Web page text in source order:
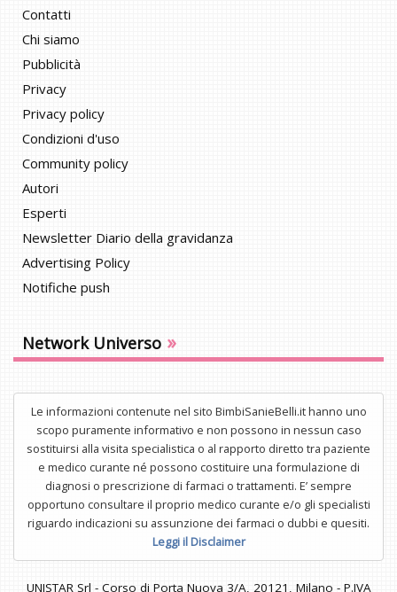
Contatti
Chi siamo
Pubblicità
Privacy
Privacy policy
Condizioni d'uso
Community policy
Autori
Esperti
Newsletter Diario della gravidanza
Advertising Policy
Notifiche push
Network Universo »
Le informazioni contenute nel sito BimbiSanieBelli.it hanno uno
scopo puramente informativo e non possono in nessun caso
sostituirsi alla visita specialistica o al rapporto diretto tra paziente
e medico curante né possono costituire una formulazione di
diagnosi o prescrizione di farmaci o trattamenti. E’ sempre
opportuno consultare il proprio medico curante e/o gli specialisti
riguardo indicazioni su assunzione dei farmaci o dubbi e quesiti.
Leggi il Disclaimer
UNISTAR Srl - Corso di Porta Nuova 3/A, 20121, Milano - P.IVA